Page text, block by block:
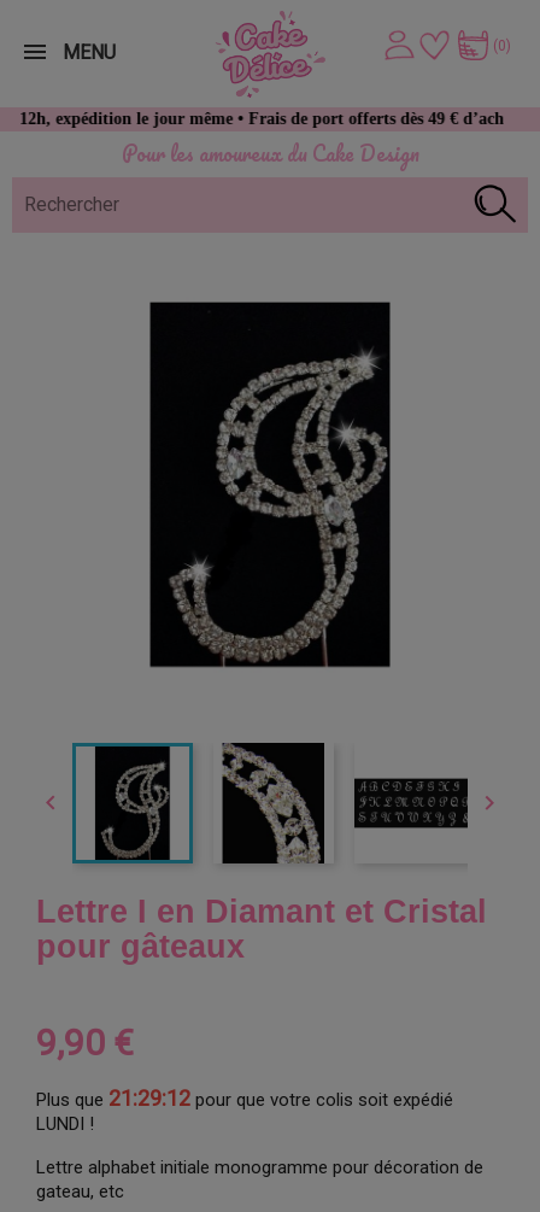
Pour les amoureux du Cake Design
expédition le jour même • Frais de port offerts dès 49 € d’achat
(0)
MENU
 
Lettre I en Diamant et Cristal
pour gâteaux
9,90 €
Plus que 21:29:11 pour que votre colis soit expédié
LUNDI !
Lettre alphabet initiale monogramme pour décoration de
gateau, etc